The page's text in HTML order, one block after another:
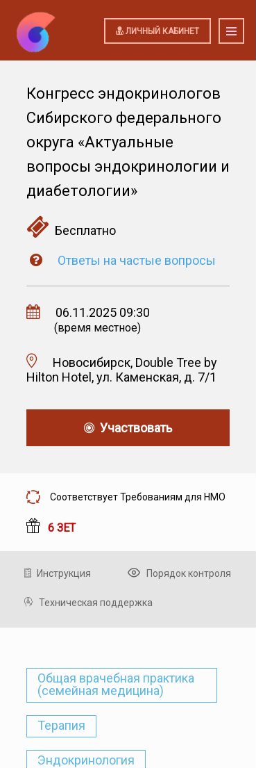
ЛИЧНЫЙ КАБИНЕТ
Конгресс эндокринологов
Сибирского федерального
округа «Актуальные
вопросы эндокринологии и
диабетологии»
Бесплатно
Ответы на частые вопросы
06.11.2025 09:30
(время местное)
Новосибирск, Double Tree by
Hilton Hotel, ул. Каменская, д. 7/1
Участвовать
Соответствует Требованиям для НМО
6 ЗЕТ
Инструкция Порядок контроля
Техническая поддержка
Общая врачебная практика
(семейная медицина)
Терапия
Эндокринология